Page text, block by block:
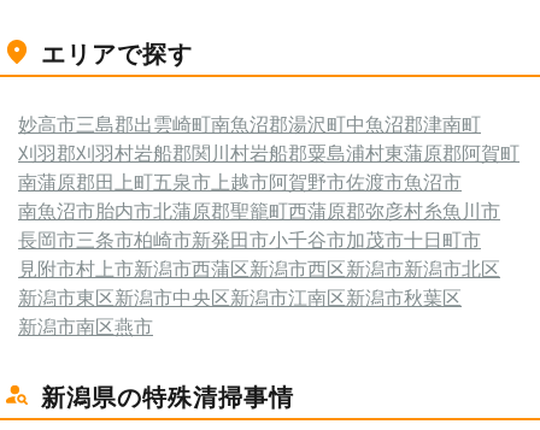
エリアで探す
妙高市三島郡出雲崎町南魚沼郡湯沢町中魚沼郡津南町
刈羽郡刈羽村岩船郡関川村岩船郡粟島浦村東蒲原郡阿賀町
南蒲原郡田上町五泉市上越市阿賀野市佐渡市魚沼市
南魚沼市胎内市北蒲原郡聖籠町西蒲原郡弥彦村糸魚川市
長岡市三条市柏崎市新発田市小千谷市加茂市十日町市
見附市村上市新潟市西蒲区新潟市西区新潟市新潟市北区
新潟市東区新潟市中央区新潟市江南区新潟市秋葉区
新潟市南区燕市
新潟県の特殊清掃事情